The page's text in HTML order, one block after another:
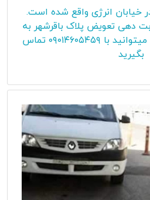
خیابان انرژی واقع شده است.
دهی تعویض پلاک باقرشهر به
صورت اینترنتی و تلفنی میتوانید با ۰۹۰۱۴۶۰۵۴۵۹ تماس
بگیرید